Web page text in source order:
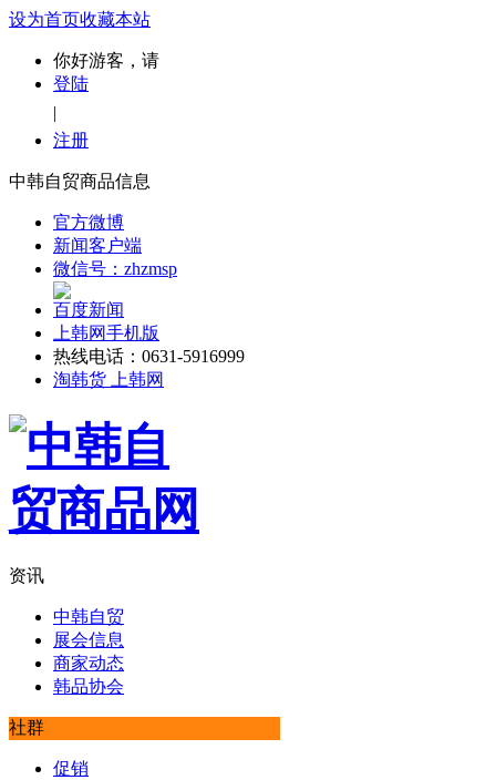
设为首页收藏本站
你好游客，请
登陆
|
注册
中韩自贸商品信息
官方微博
新闻客户端
微信号：zhzmsp
百度新闻
上韩网手机版
热线电话：0631-5916999
淘韩货 上韩网
资讯
中韩自贸
展会信息
商家动态
韩品协会
社群
促销